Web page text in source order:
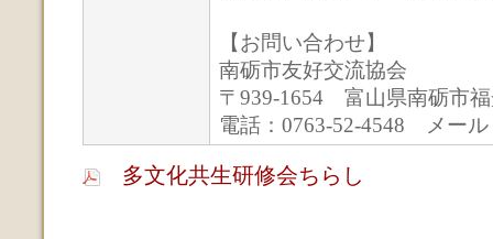
【お問い合わせ】
南砺市友好交流協会
〒939-1654 富山県南砺市
電話：0763-52-4548 メール
多文化共生研修会ちらし